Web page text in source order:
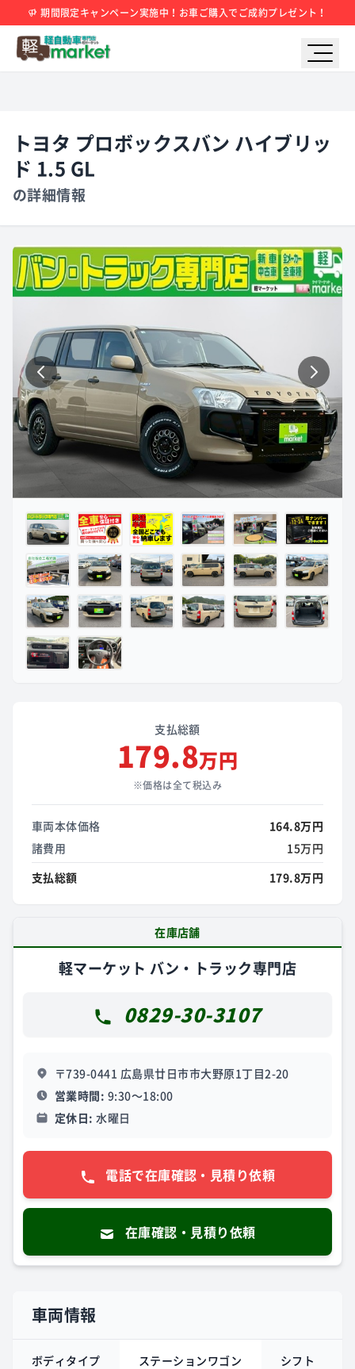
期間限定キャンペーン実施中！お車ご購入でご成約プレゼント！
トヨタ プロボックスバン ハイブリッ
ド 1.5 GL
の詳細情報
支払総額
179.8万円
※価格は全て税込み
車両本体価格
164.8万円
諸費用
15万円
支払総額
179.8万円
在庫店舗
軽マーケット バン・トラック専門店
0829-30-3107
〒739-0441 広島県廿日市市大野原1丁目2-20
営業時間: 9:30～18:00
定休日: 水曜日
電話で在庫確認・見積り依頼
在庫確認・見積り依頼
車両情報
ボディタイプ ステーションワゴン シフト